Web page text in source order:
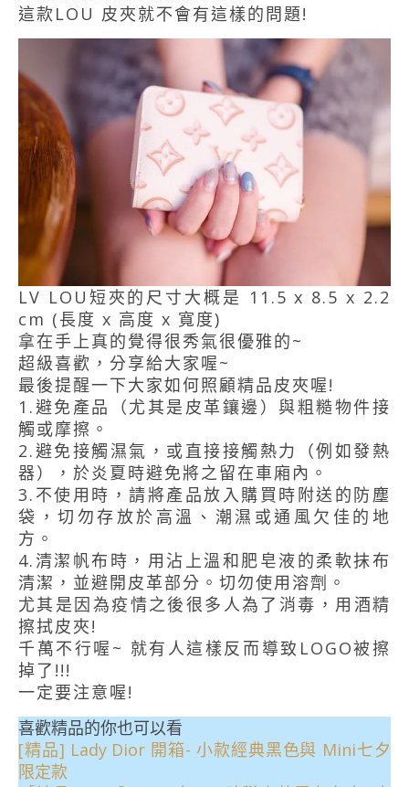
這款LOU 皮夾就不會有這樣的問題!
LV LOU短夾的尺寸大概是 11.5 x 8.5 x 2.2
cm (長度 x 高度 x 寬度)
拿在手上真的覺得很秀氣很優雅的~
超級喜歡，分享給大家喔~
最後提醒一下大家如何照顧精品皮夾喔!
1.避免產品（尤其是皮革鑲邊）與粗糙物件接
觸或摩擦。
2.避免接觸濕氣，或直接接觸熱力（例如發熱
器），於炎夏時避免將之留在車廂內。
3.不使用時，請將產品放入購買時附送的防塵
袋，切勿存放於高溫、潮濕或通風欠佳的地
方。
4.清潔帆布時，用沾上溫和肥皂液的柔軟抹布
清潔，並避開皮革部分。切勿使用溶劑。
尤其是因為疫情之後很多人為了消毒，用酒精
擦拭皮夾!
千萬不行喔~ 就有人這樣反而導致LOGO被擦
掉了!!!
一定要注意喔!
喜歡精品的你也可以看
[精品] Lady Dior 開箱- 小款經典黑色與 Mini七夕
限定款